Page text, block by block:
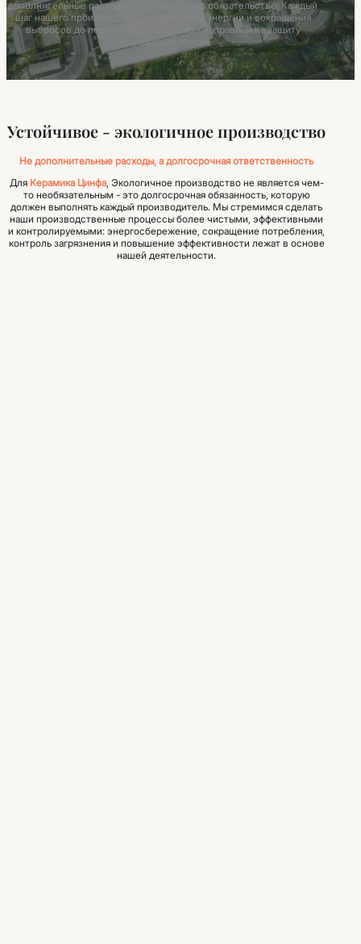
дополнительные расходы, а долгосрочное обязательство. Каждый
шаг нашего производства - от экономии энергии и сокращения
выбросов до переработки ресурсов - направлен на защиту
окружающей среды.
Устойчивое - экологичное производство
Не дополнительные расходы, а долгосрочная ответственность
Для Керамика Цинфа, Экологичное производство не является чем-
то необязательным - это долгосрочная обязанность, которую
должен выполнять каждый производитель. Мы стремимся сделать
наши производственные процессы более чистыми, эффективными
и контролируемыми: энергосбережение, сокращение потребления,
контроль загрязнения и повышение эффективности лежат в основе
нашей деятельности.